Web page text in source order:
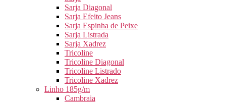
Sarja Diagonal
Sarja Efeito Jeans
Sarja Espinha de Peixe
Sarja Listrada
Sarja Xadrez
Tricoline
Tricoline Diagonal
Tricoline Listrado
Tricoline Xadrez
Linho 185g/m
Cambraia